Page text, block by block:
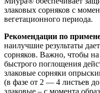
злаковых сорняков с
вегетационного периода.
Рекомендации по
наилучшие результаты
сорняков. Важно, чтобы
быстрого поглощения
злаковые сорняки
(в фазе от 2 — 4 листьев